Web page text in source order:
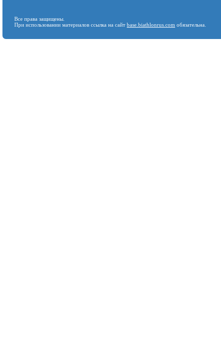
Все права защищены.
При использовании материалов ссылка на сайт base.biathlonrus.com обязательна.